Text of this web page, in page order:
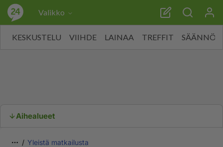
Valikko
KESKUSTELU VIIHDE LAINAA TREFFIT SÄÄNNÖT
Aihealueet
Yleistä matkailusta